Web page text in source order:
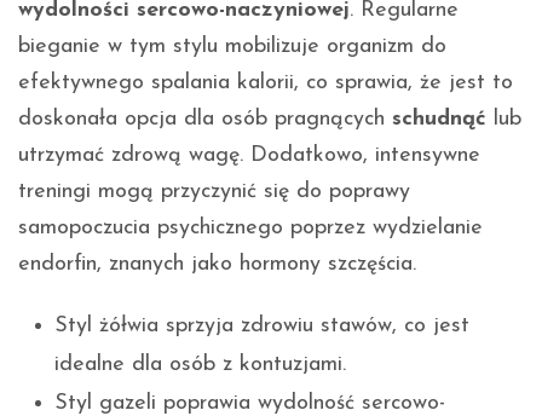
wydolności sercowo-naczyniowej. Regularne
bieganie w tym stylu mobilizuje organizm do
efektywnego spalania kalorii, co sprawia, że jest to
doskonała opcja dla osób pragnących schudnąć lub
utrzymać zdrową wagę. Dodatkowo, intensywne
treningi mogą przyczynić się do poprawy
samopoczucia psychicznego poprzez wydzielanie
endorfin, znanych jako hormony szczęścia.
Styl żółwia sprzyja zdrowiu stawów, co jest
idealne dla osób z kontuzjami.
Styl gazeli poprawia wydolność sercowo-